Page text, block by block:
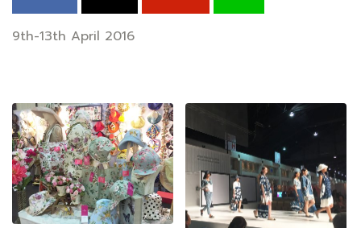
9th-13th April 2016